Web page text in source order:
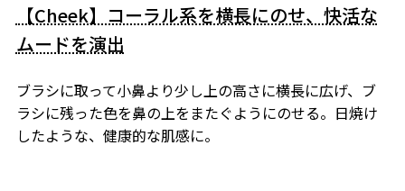
【Cheek】コーラル系を横長にのせ、快活な
ムードを演出
ブラシに取って小鼻より少し上の高さに横長に広げ、ブ
ラシに残った色を鼻の上をまたぐようにのせる。日焼け
したような、健康的な肌感に。